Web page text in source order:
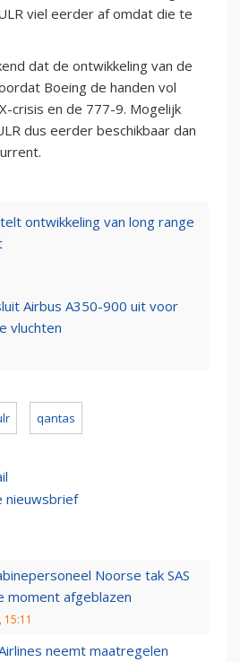
viel eerder af omdat die te
dat de ontwikkeling van de
Boeing de handen vol
crisis en de 777-9. Mogelijk
dus eerder beschikbaar dan
ontwikkeling van long range
Airbus A350-900 uit voor
vluchten
qantas
nieuwsbrief
Noorse tak SAS
moment afgeblazen
15:11
neemt maatregelen